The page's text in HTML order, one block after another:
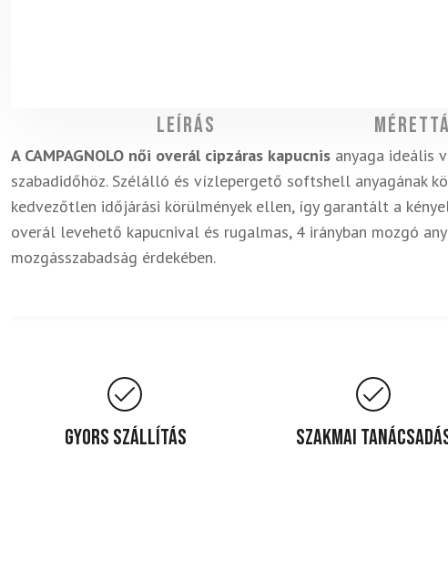
Leírás
A CAMPAGNOLO női overál cipzáras kapucnis anyaga ideális
szabadidőhöz. Szélálló és vízlepergető softshell anyagának
kedvezőtlen időjárási körülmények ellen, így garantált a
overál levehető kapucnival és rugalmas, 4 irányban mozgó
mozgásszabadság érdekében.
Gyors szállítás Szakmai